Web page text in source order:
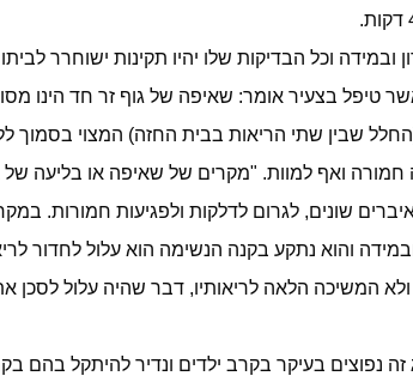
וכל הבדיקות שלו יהיו תקינות ישוחרר
טיפל בצעיר אומר: שאיפה של גוף זר חד הינו
שבין שתי הריאות בבית החזה) המצוי בסמוך
חמורה ואף למוות. "מקרים של שאיפה או בליעה של
שונים, לגרום לדלקות ולפגיעות חמורות.
והוא נתקע בקנה הנשימה הוא עלול לחדור
המשיכה הלאה לריאותיו, דבר שהיה עלול לסכן
נפוצים בעיקר בקרב ילדים ונדיר להיתקל בהם